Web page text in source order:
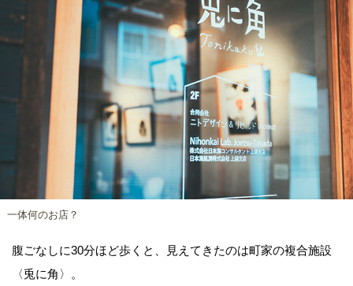
一体何のお店？
腹ごなしに30分ほど歩くと、見えてきたのは町家の複合施設
〈兎に角〉。